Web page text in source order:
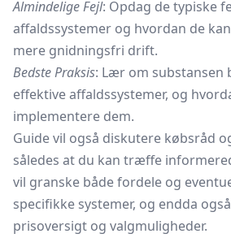
Almindelige Fejl: Opdag de typiske
affaldssystemer og hvordan de
mere gnidningsfri drift.
Bedste Praksis: Lær om substansen
effektive affaldssystemer, og
implementere dem.
Guide vil også diskutere købsråd
således at du kan træffe
vil granske både fordele og
specifikke systemer, og endda
prisoversigt og valgmuligheder.